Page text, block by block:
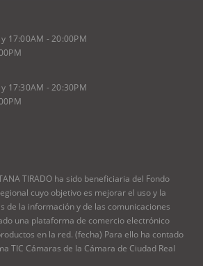
17:00AM - 20:00PM
17:30AM - 20:30PM
TIRADO ha sido beneficiaria del Fondo
cuyo objetivo es mejorar el uso y la
de la información y de las comunicaciones
una plataforma de comercio electrónico
en la red. (fecha) Para ello ha contado
TIC Cámaras de la Cámara de Ciudad Real